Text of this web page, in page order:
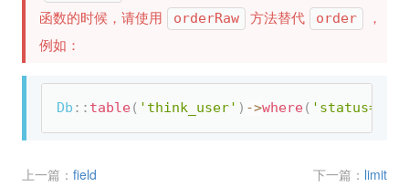
函数的时候，请使用
orderRaw 方法替代 order
，
例如：
Db : : table( 'think_user' ) ->where( 'status=1'
上一篇： field 下一篇： limit